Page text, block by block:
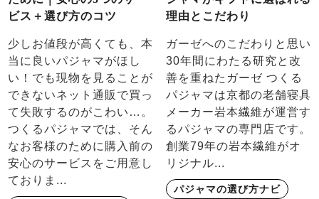
ビス＋選び方のコツ
少しお値段が高くても、本
当に良いパジャマがほし
い！でも現物を見ることが
できないネット通販で買っ
て失敗するのがこわい…。
つくるパジャマでは、そん
なお客様のために購入前の
安心のサービスをご用意し
ておりま...
理由とこだわり
ガーゼへのこだわりと思い
30年間にわたる研究と改
善を重ねたガーゼ つくる
パジャマは京都の老舗寝具
メーカー岩本繊維が運営す
るパジャマの専門店です。
創業79年の岩本繊維がオ
リジナル...
パジャマの選び方ナビ